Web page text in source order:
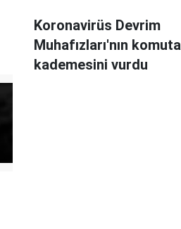
Koronavirüs Devrim
Muhafızları'nın komuta
kademesini vurdu